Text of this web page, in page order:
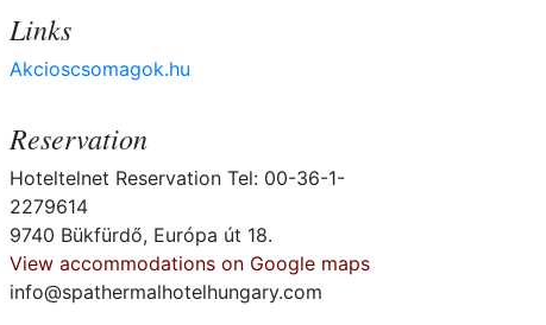
Links
Akcioscsomagok.hu
Reservation
Hoteltelnet Reservation Tel: 00-36-1-
2279614
9740 Bükfürdő, Európa út 18.
View accommodations on Google maps
info@spathermalhotelhungary.com